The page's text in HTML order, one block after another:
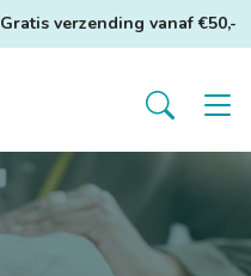
Gratis verzending vanaf €50,-